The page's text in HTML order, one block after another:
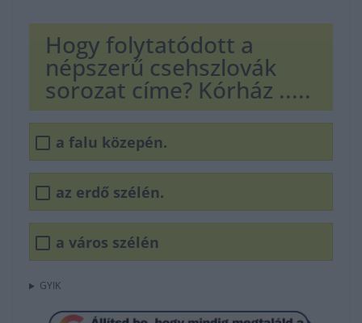
Hogy folytatódott a
népszerű csehszlovák
sorozat címe? Kórház .....
a falu közepén.
az erdő szélén.
a város szélén
GYIK